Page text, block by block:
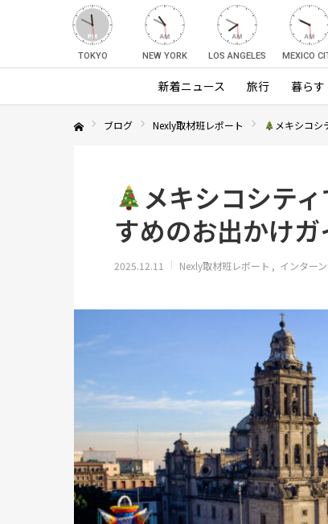
TOKYO NEW YORK LOS ANGELES MEXICO
新着ニュース 旅行 暮らす
ブログ Nexly取材班レポート メキシコシ
メキシコシテ
すめのお出かけガ
2025.12.11 Nexly取材班レポート インター